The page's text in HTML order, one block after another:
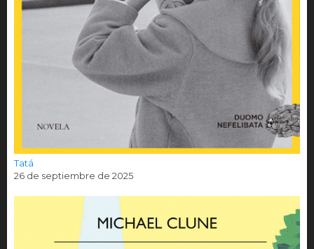
Tatá
26 de septiembre de 2025